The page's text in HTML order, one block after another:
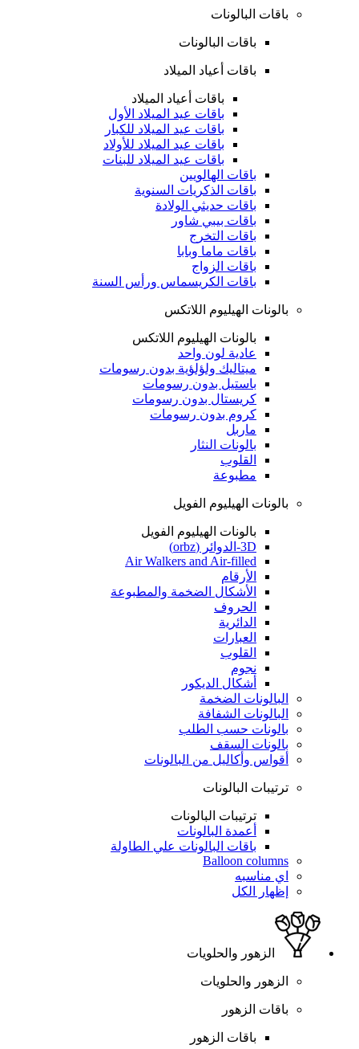
باقات البالونات
باقات البالونات
باقات أعياد الميلاد
باقات أعياد الميلاد
باقات عيد الميلاد الأول
باقات عيد الميلاد للكبار
باقات عيد الميلاد للأولاد
باقات عيد الميلاد للبنات
باقات الهالويين
باقات الذكريات السنوية
باقات حديثي الولادة
باقات بيبي شاور
باقات التخرج
باقات ماما وبابا
باقات الزواج
باقات الكريسماس ورأس السنة
بالونات الهيليوم اللاتكس
بالونات الهيليوم اللاتكس
عادية لون واحد
ميتاليك ولؤلؤية بدون رسومات
باستيل بدون رسومات
كريستال بدون رسومات
كروم بدون رسومات
ماربل
بالونات النثار
القلوب
مطبوعة
بالونات الهيليوم الفويل
بالونات الهيليوم الفويل
3D-الدوائر (orbz)
Air Walkers and Air-filled
الأرقام
الأشكال الضخمة والمطبوعة
الحروف
الدائرية
العبارات
القلوب
نجوم
أشكال الديكور
البالونات الضخمة
البالونات الشفافة
بالونات حسب الطلب
بالونات السقف
أقواس وأكاليل من البالونات
ترتيبات البالونات
ترتيبات البالونات
أعمدة البالونات
باقات البالونات علي الطاولة
Balloon columns
اي مناسبه
إظهار الكل
الزهور والحلويات
الزهور والحلويات
باقات الزهور
باقات الزهور